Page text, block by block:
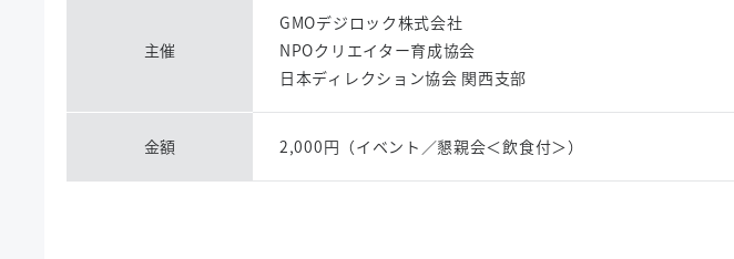
主催
GMOデジロック株式会社
NPOクリエイター育成協会
日本ディレクション協会 関西支部
金額 2,000円（イベント／懇親会＜飲食付＞）